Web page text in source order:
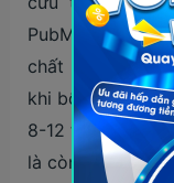
PubMed,
chất xơ, cho
khi bổ sung 10-
8-12 tuần. Tuy
là còn khiêm tốn.